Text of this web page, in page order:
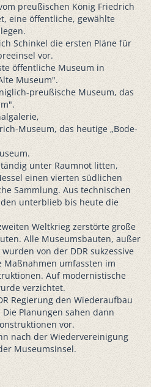
preußischen König Friedrich
eine öffentliche, gewählte
Schinkel die ersten Pläne für
vor.
öffentliche Museum in
Museum".
preußische Museum, das
Museum, das heutige „Bode-
unter Raumnot litten,
einen vierten südlichen
Sammlung. Aus technischen
unterblieb bis heute die
Weltkrieg zerstörte große
Alle Museumsbauten, außer
von der DDR sukzessive
Maßnahmen umfassten im
Auf modernistische
verzichtet.
Regierung den Wiederaufbau
Planungen sahen dann
vor.
nach der Wiedervereinigung
Museumsinsel.